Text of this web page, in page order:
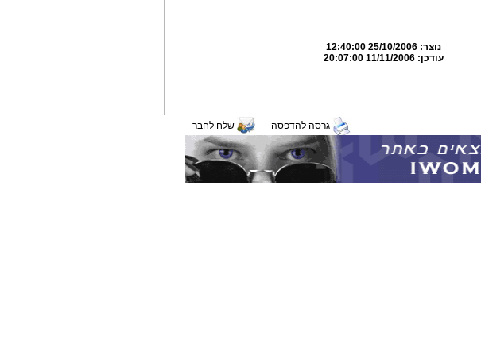
נוצר:25/10/2006 12:40:00
עודכן:11/11/2006 20:07:00
גרסה להדפסה שלח לחבר